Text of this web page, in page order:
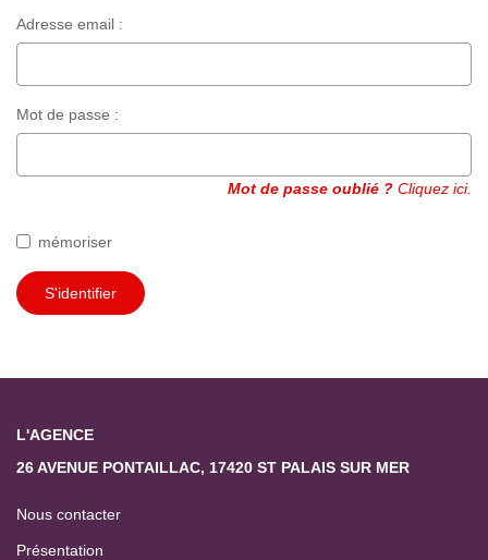
Adresse email :
Mot de passe :
Mot de passe oublié ? Cliquez ici.
mémoriser
S'identifier
L'AGENCE
26 AVENUE PONTAILLAC, 17420 ST PALAIS SUR MER
Nous contacter
Présentation